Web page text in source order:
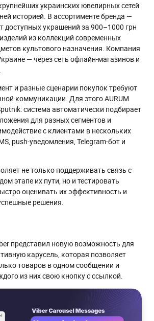
украинских ювелирных сетей
историей. В ассортименте бренда —
доступных украшений за 900–1000 грн
из коллекций современных
культового назначения. Компания
— через сеть офлайн-магазинов и
и разные сценарии покупок требуют
коммуникации. Для этого AURUM
система автоматически подбирает
для разных сегментов и
с клиентами в нескольких
push-уведомления, Telegram-бот и
не только поддерживать связь с
этапе их пути, но и тестировать
оценивать их эффективность и
решения.
представил новую возможность для
карусель, которая позволяет
товаров в одном сообщении и
из них свою кнопку с ссылкой.